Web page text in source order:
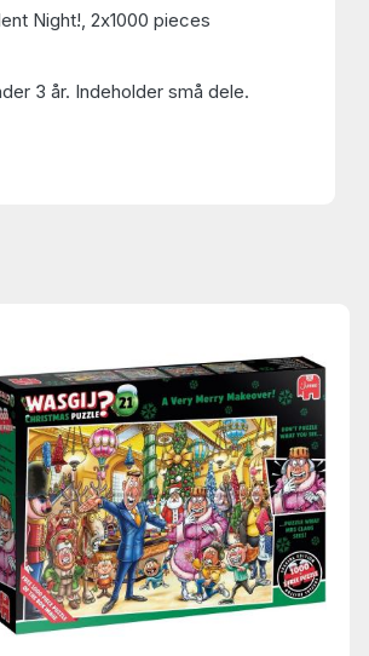
Night!, 2x1000 pieces
3 år. Indeholder små dele.